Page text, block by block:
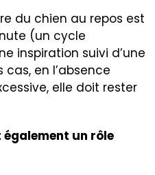
du chien au repos est
(un cycle
inspiration suivi d’une
en l’absence
elle doit rester
également un rôle